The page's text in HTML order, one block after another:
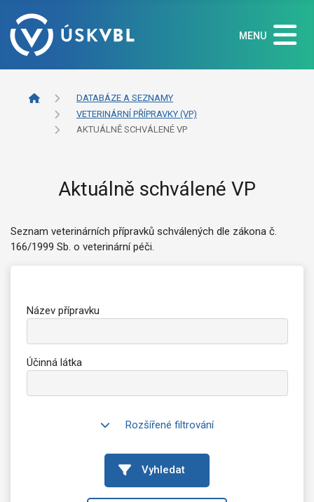
MENU
DATABÁZE A SEZNAMY
VETERINÁRNÍ PŘÍPRAVKY (VP)
AKTUÁLNĚ SCHVÁLENÉ VP
Aktuálně schválené VP
Seznam veterinárních přípravků schválených dle zákona č.
166/1999 Sb. o veterinární péči.
Název přípravku
Účinná látka
Rozšířené filtrování
Vyhledat